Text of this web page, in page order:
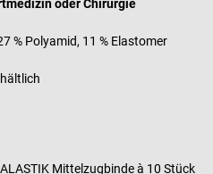
oder Chirurgie
% Polyamid, 11 % Elastomer
Mittelzugbinde à 10 Stück